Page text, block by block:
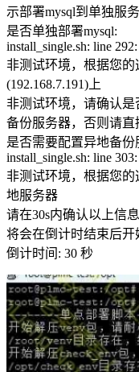
示部署mysql到单独服
是否单独部署mysql:
install_single.sh: line
非测试环境，根据您
(192.168.7.191)上
非测试环境，请确认是
备份服务器，否则请直
是否需要配置异地备份
install_single.sh: line
非测试环境，根据您
地服务器
请在30s内确认以上信
将会在倒计时结束后开
倒计时间: 30 秒